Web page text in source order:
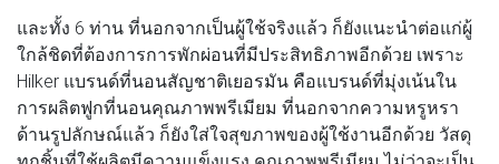
และทั้ง 6 ท่าน ที่นอกจากเป็นผู้ใช้จริงแล้ว ก็ยังแนะนำต่อแก่ผู้
ใกล้ชิดที่ต้องการการพักผ่อนที่มีประสิทธิภาพอีกด้วย เพราะ
Hilker แบรนด์ที่นอนสัญชาติเยอรมัน คือแบรนด์ที่มุ่งเน้นใน
การผลิตฟูกที่นอนคุณภาพพรีเมียม ที่นอกจากความหรูหรา
ด้านรูปลักษณ์แล้ว ก็ยังใส่ใจสุขภาพของผู้ใช้งานอีกด้วย วัสดุ